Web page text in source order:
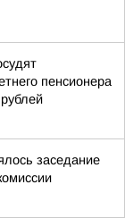
пенсионера
заседание